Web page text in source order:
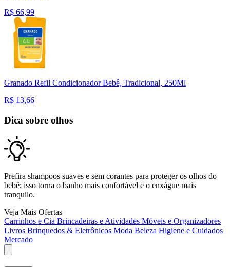
R$ 66,99
Granado Refil Condicionador Bebê, Tradicional, 250Ml
R$ 13,66
Dica sobre olhos
Prefira shampoos suaves e sem corantes para proteger os olhos do
bebê; isso torna o banho mais confortável e o enxágue mais
tranquilo.
Veja Mais Ofertas
Carrinhos e Cia Brincadeiras e Atividades Móveis e Organizadores
Livros Brinquedos & Eletrônicos Moda Beleza Higiene e Cuidados
Mercado